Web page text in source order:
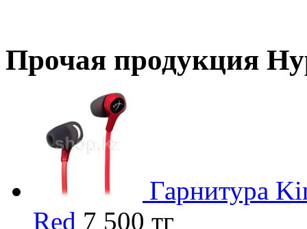
Прочая продукция
Гарнитура
Red 7 500 тг